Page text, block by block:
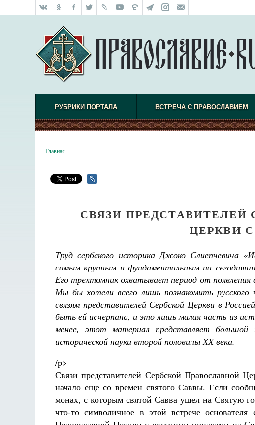
РУБРИКИ ПОРТАЛА ВСТРЕЧА С ПРАВОСЛАВИЕМ
Главная
СВЯЗИ ПРЕДСТАВИТЕЛЕЙ
ЦЕРКВИ
Труд сербского историка Джоко Слиепчевича
самым крупным и фундаментальным на
Его трехтомник охватывает период от появления
Мы бы хотели всего лишь познакомить
связям представителей Сербской Церкви в
быть ей исчерпана, и это лишь малая часть из
менее, этот материал представляет большой
исторической науки второй половины XX века.
/p>
Связи представителей Сербской Православной
начало еще со времен святого Саввы. Если
монах, с которым святой Савва ушел на Святую
что-то символичное в этой встрече основателя